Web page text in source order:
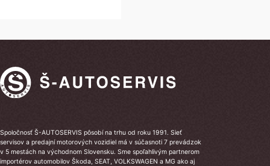
Spoločnosť Š-AUTOSERVIS pôsobí na trhu od roku 1991. Sieť
servisov a predajní motorových vozidiel má v súčasnoti 7 prevádzok
v 5 mestách na východnom Slovensku. Sme spoľahlivým partnerom
importérov automobilov Škoda, SEAT, VOLKSWAGEN a MG ako aj